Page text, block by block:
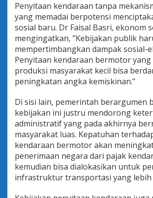
Penyitaan kendaraan tanpa
yang memadai berpotensi
sosial baru. Dr Faisal Basri, ekonom
mengingatkan, ”Kebijakan publik
mempertimbangkan dampak sosial-
Penyitaan kendaraan bermotor
produksi masyarakat kecil bisa
peningkatan angka kemiskinan.”
Di sisi lain, pemerintah berargumen
kebijakan ini justru mendorong
administratif yang pada akhirnya
masyarakat luas. Kepatuhan
kendaraan bermotor akan
penerimaan negara dari pajak
kemudian bisa dialokasikan untuk
infrastruktur transportasi yang lebih